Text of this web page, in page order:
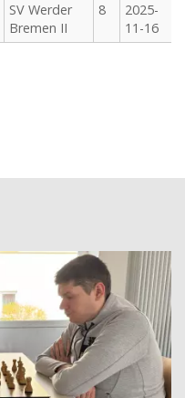
SV Werder
Bremen II
8
2025-
11-16